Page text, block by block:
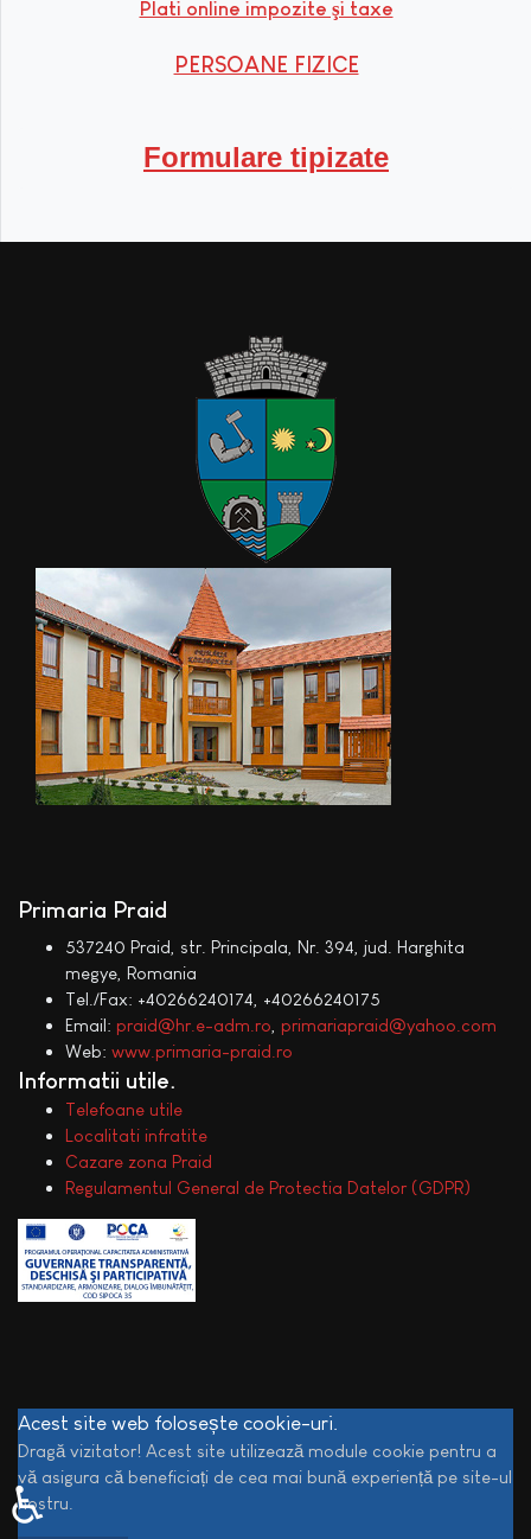
Plati online impozite şi taxe
PERSOANE FIZICE
Formulare tipizate
Primaria Praid
537240 Praid, str. Principala, Nr. 394, jud. Harghita
megye, Romania
Tel./Fax: +40266240174, +40266240175
Email: praid@hr.e-adm.ro primariapraid@yahoo.com
Web: www.primaria-praid.ro
Informatii utile
Telefoane utile
Localitati infratite
Cazare zona Praid
Regulamentul General de Protectia Datelor (GDPR)
Acest site web folosește cookie-uri.
Dragă vizitator! Acest site utilizează module cookie pentru a
vă asigura că beneficiați de cea mai bună experiență pe site-ul
nostru.